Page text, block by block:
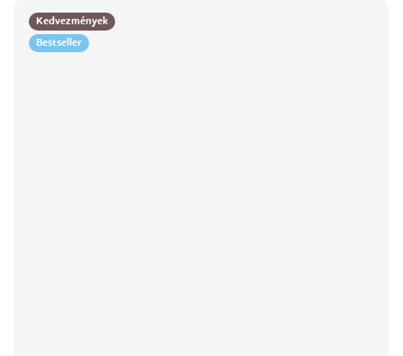
Kedvezmények
Bestseller